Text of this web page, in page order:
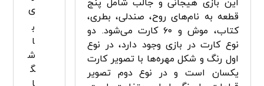
این بازی هیجانی و جالب شامل پنج
قطعه به نام‌های روح، صندلی، بطری،
کتاب، موش و ۶۰ کارت می‌شود. دو
نوع کارت در بازی وجود دارد، در نوع
اول رنگ و شکل مهره‌ها با تصویر کارت
یکسان است و در نوع دوم تصویر
ی
ب
ا
ش
گ